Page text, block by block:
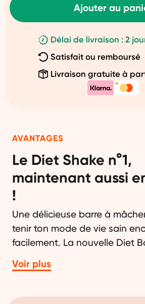
Ajouter au
Délai de livraison : 2
Satisfait ou remboursé
Livraison gratuite à
AVANTAGES
Le Diet Shake n°1,
maintenant aussi
!
Une délicieuse barre à
tenir ton mode de vie sain
facilement. La nouvelle Diet
cases
Voir plus